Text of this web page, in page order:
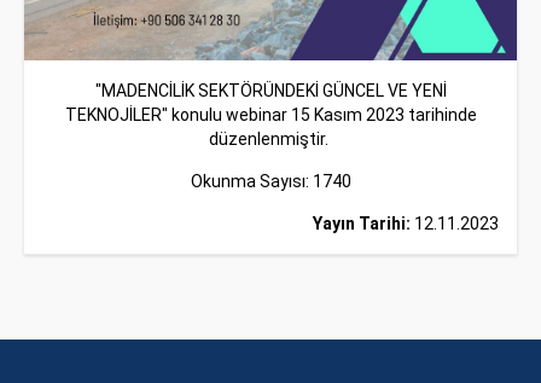
"MADENCİLİK SEKTÖRÜNDEKİ GÜNCEL VE YENİ
TEKNOJİLER" konulu webinar 15 Kasım 2023 tarihinde
düzenlenmiştir.
Okunma Sayısı: 1740
Yayın Tarihi: 12.11.2023